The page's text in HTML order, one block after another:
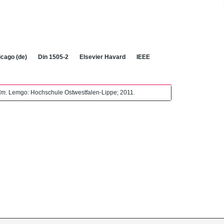
(de) Din 1505-2 Elsevier Havard IEEE
. Lemgo: Hochschule Ostwestfalen-Lippe; 2011.